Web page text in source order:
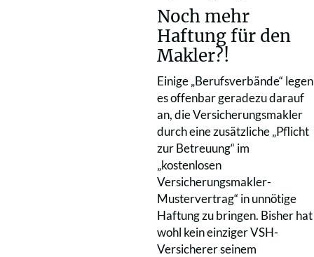
Noch mehr
Haftung für den
Makler?!
Einige „Berufsverbände“ legen
es offenbar geradezu darauf
an, die Versicherungsmakler
durch eine zusätzliche „Pflicht
zur Betreuung“ im
„kostenlosen
Versicherungsmakler-
Mustervertrag“ in unnötige
Haftung zu bringen. Bisher hat
wohl kein einziger VSH-
Versicherer seinem